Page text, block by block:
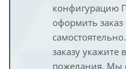
конфигурацию
оформить заказ
заказу
пожелания. Мы